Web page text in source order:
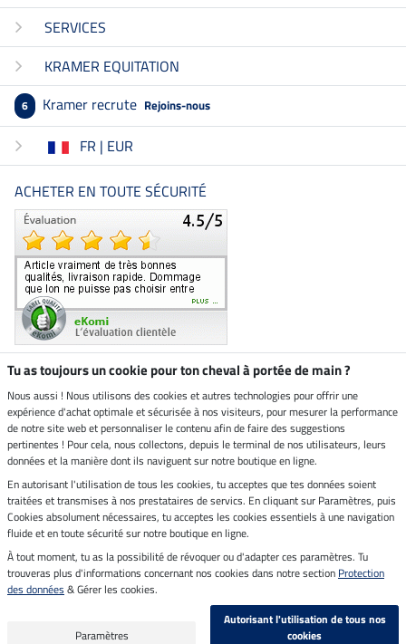
SERVICES
KRAMER EQUITATION
6 Kramer recrute Rejoins-nous
FR | EUR
ACHETER EN TOUTE SÉCURITÉ
Boutique climatiquement
neutre
Livraison par
Paiement sécurisé
Mentions légales
Dernière actualisation le 09.08.2026 à 07:13
Tous les prix s'entendent TVA incluse et
frais de port en sus
Tu as toujours un cookie pour ton cheval à portée de main ?
Nous aussi ! Nous utilisons des cookies et autres technologies pour offrir une
expérience d'achat optimale et sécurisée à nos visiteurs, pour mesurer la performance
de notre site web et personnaliser le contenu afin de faire des suggestions
pertinentes ! Pour cela, nous collectons, depuis le terminal de nos utilisateurs, leurs
données et la manière dont ils naviguent sur notre boutique en ligne.
En autorisant l'utilisation de tous les cookies, tu acceptes que tes données soient
traitées et transmises à nos prestataires de servics. En cliquant sur Paramètres, puis
Cookies absolument nécessaires, tu acceptes les cookies essentiels à une navigation
fluide et en toute sécurité sur notre boutique en ligne.
À tout moment, tu as la possibilité de révoquer ou d'adapter ces paramètres. Tu
trouveras plus d'informations concernant nos cookies dans notre section Protection
des données & Gérer les cookies.
Paramètres
Autorisant l'utilisation de tous nos
cookies